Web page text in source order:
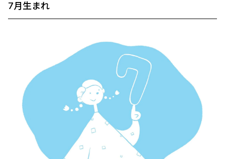
7月生まれ